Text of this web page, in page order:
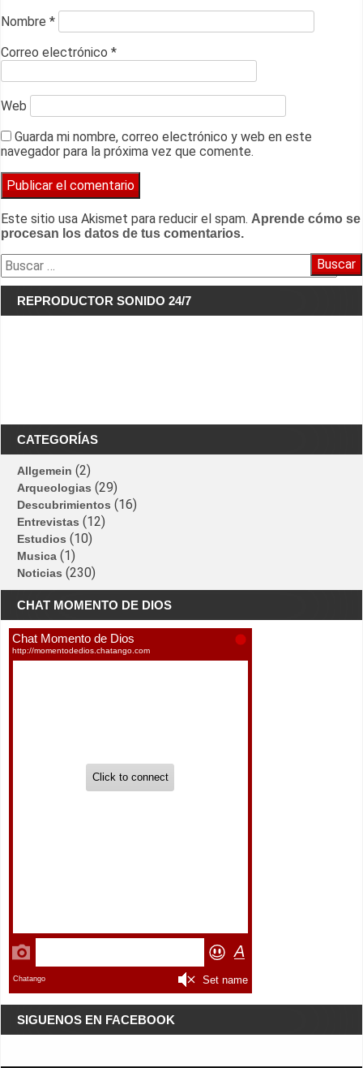
Nombre *
Correo electrónico *
Web
Guarda mi nombre, correo electrónico y web en este
navegador para la próxima vez que comente.
Este sitio usa Akismet para reducir el spam. Aprende cómo se
procesan los datos de tus comentarios.
Buscar:
REPRODUCTOR SONIDO 24/7
CATEGORÍAS
Allgemein (2)
Arqueologias (29)
Descubrimientos (16)
Entrevistas (12)
Estudios (10)
Musica (1)
Noticias (230)
CHAT MOMENTO DE DIOS
SIGUENOS EN FACEBOOK